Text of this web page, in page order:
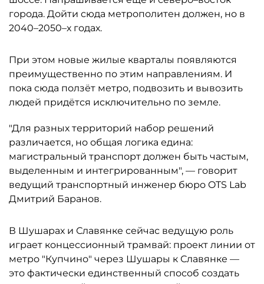
города. Дойти сюда метрополитен должен, но в
2040–2050–х годах.
При этом новые жилые кварталы появляются
преимущественно по этим направлениям. И
пока сюда ползёт метро, подвозить и вывозить
людей придётся исключительно по земле.
"Для разных территорий набор решений
различается, но общая логика едина:
магистральный транспорт должен быть частым,
выделенным и интегрированным", — говорит
ведущий транспортный инженер бюро OTS Lab
Дмитрий Баранов.
В Шушарах и Славянке сейчас ведущую роль
играет концессионный трамвай: проект линии от
метро "Купчино" через Шушары к Славянке —
это фактически единственный способ создать